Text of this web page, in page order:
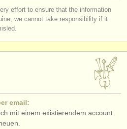
musik
effort to ensure that the information
we cannot take responsibility if it
email:
mit einem existierendem account